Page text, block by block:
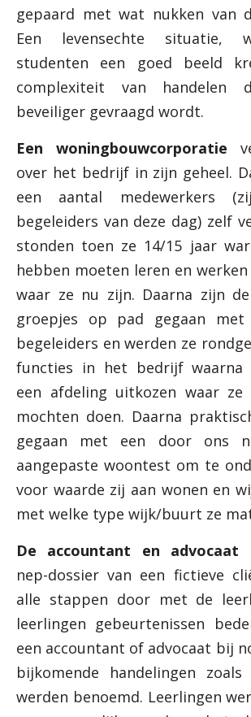
gepaard met wat nukken van
Een levensechte situatie,
studenten een goed beeld
complexiteit van handelen
beveiliger gevraagd wordt.
Een woningbouwcorporatie
over het bedrijf in zijn geheel.
een aantal medewerkers
begeleiders van deze dag) zelf
stonden toen ze 14/15 jaar
hebben moeten leren en
waar ze nu zijn. Daarna zijn
groepjes op pad gegaan
begeleiders en werden ze
functies in het bedrijf waarna
een afdeling uitkozen waar
mochten doen. Daarna
gegaan met een door ons
aangepaste woontest om te
voor waarde zij aan wonen en
met welke type wijk/buurt ze
De accountant en advocaat
nep-dossier van een fictieve
alle stappen door met de
leerlingen gebeurtenissen
een accountant of advocaat bij
bijkomende handelingen
werden benoemd. Leerlingen